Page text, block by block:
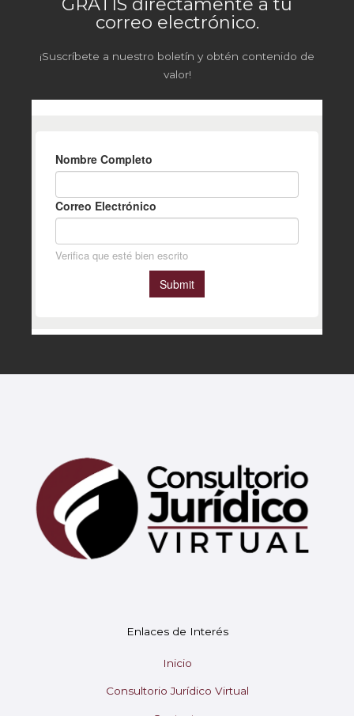
correo electrónico.
¡Suscríbete a nuestro boletín y obtén contenido de
valor!
Enlaces de Interés
Inicio
Consultorio Jurídico Virtual
Soy Mary tu asistente virtual.